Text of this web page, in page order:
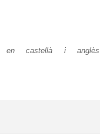
castellà i anglès